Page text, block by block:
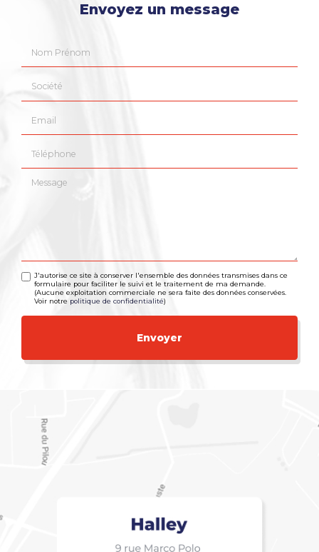
Envoyez un message
Message
J'autorise ce site à conserver l'ensemble des données transmises dans ce
formulaire pour faciliter le suivi et le traitement de ma demande.
(Aucune exploitation commerciale ne sera faite des données conservées.
Voir notre politique de confidentialité)